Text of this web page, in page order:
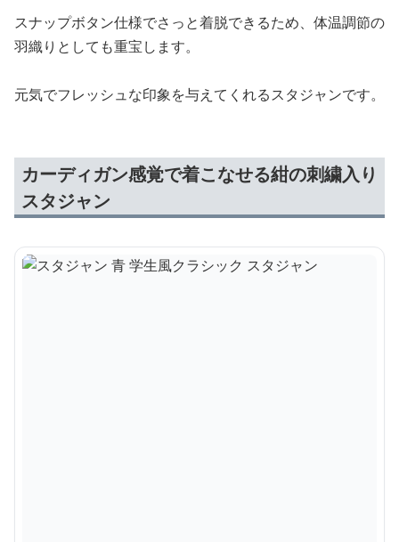
スナップボタン仕様でさっと着脱できるため、体温調節の
羽織りとしても重宝します。
元気でフレッシュな印象を与えてくれるスタジャンです。
カーディガン感覚で着こなせる紺の刺繍入り
スタジャン